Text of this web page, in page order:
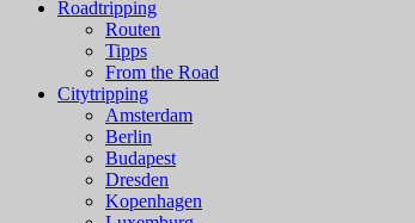
Roadtripping
Routen
Tipps
From the Road
Citytripping
Amsterdam
Berlin
Budapest
Dresden
Kopenhagen